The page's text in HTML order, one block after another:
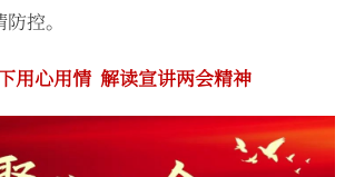
控。
用心用情 解读宣讲两会精神